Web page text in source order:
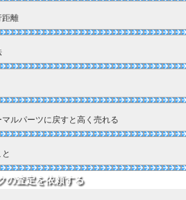
距離
ルパーツに戻すと高く売れる
の査定を依頼する